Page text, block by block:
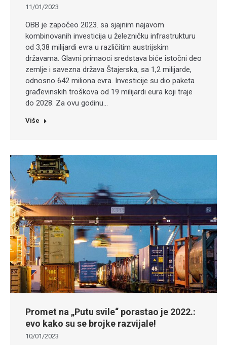
11/01/2023
OBB je započeo 2023. sa sjajnim najavom
kombinovanih investicija u železničku infrastrukturu
od 3,38 milijardi evra u različitim austrijskim
državama. Glavni primaoci sredstava biće istočni deo
zemlje i savezna država Štajerska, sa 1,2 milijarde,
odnosno 642 miliona evra. Investicije su dio paketa
građevinskih troškova od 19 milijardi eura koji traje
do 2028. Za ovu godinu…
Više
Promet na „Putu svile“ porastao je 2022.:
evo kako su se brojke razvijale!
10/01/2023